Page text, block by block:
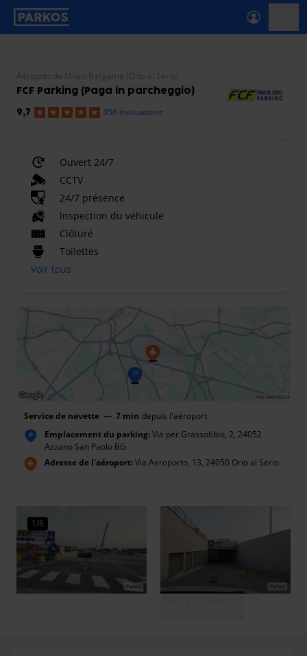
étiquette-de-navigation-principale
Aéroport de Milan-Bergame (Orio al Serio)
FCF Parking (Paga in parcheggio)
9,7 356 évaluations
Ouvert 24/7
CCTV
24/7 présence
Inspection du véhicule
Clôturé
Toilettes
Voir tous
Service de navette — 7 min depuis l'aéroport
P Emplacement du parking:Via per Grassobbio, 2, 24052
Azzano San Paolo BG
Adresse de l'aéroport:Via Aeroporto, 13, 24050 Orio al Serio
1/6